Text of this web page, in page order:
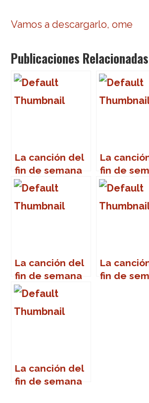
Vamos a descargarlo, ome
Publicaciones
La canción del
fin de semana
2009
La
fin de
La canción del
fin de semana
La
fin de
La canción del
fin de semana